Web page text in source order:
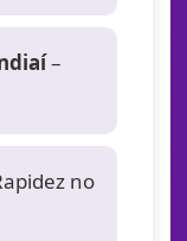
–
no